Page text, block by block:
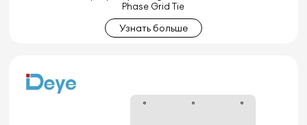
Phase Grid Tie
Узнать больше